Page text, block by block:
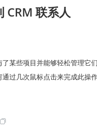
CRM 联系人
某些项目并能够轻松管理它
过几次鼠标点击来完成此操作